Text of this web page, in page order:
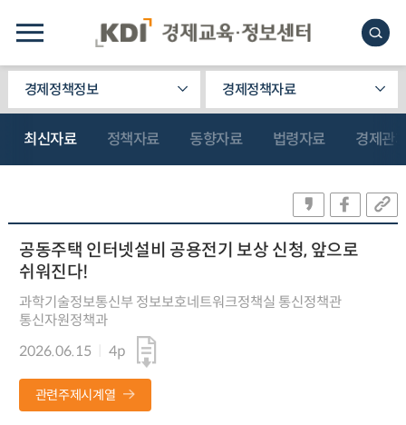
경제정책정보 경제정책자료
최신자료 정책자료 동향자료 법령자료 경제관
공동주택 인터넷설비 공용전기 보상 신청, 앞으로
쉬워진다!
과학기술정보통신부 정보보호네트워크정책실 통신정책관
통신자원정책과
2026.06.15
4p
관련주제시계열